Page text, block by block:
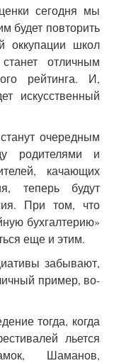
сегодня мы
будет повторить
оккупации школ
отличным
рейтинга. И,
искусственный
очередным
родителями и
качающих
теперь будут
При том, что
бухгалтерию»
еще и этим.
забывают,
пример, во-
тогда, когда
льется
Шаманов,